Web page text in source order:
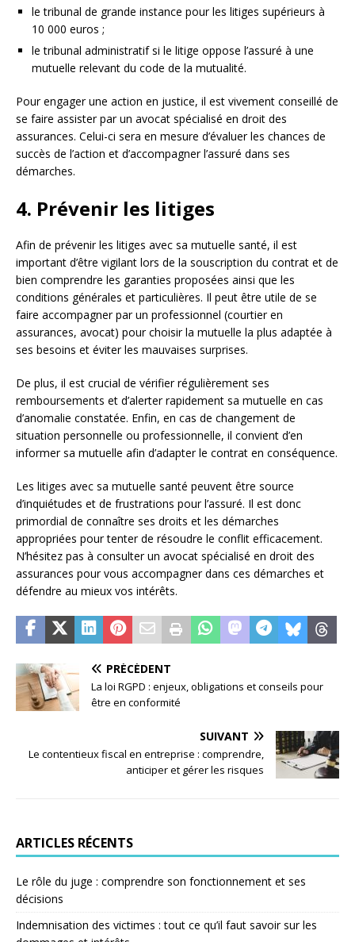
le tribunal de grande instance pour les litiges supérieurs à
10 000 euros ;
le tribunal administratif si le litige oppose l’assuré à une
mutuelle relevant du code de la mutualité.
Pour engager une action en justice, il est vivement conseillé de
se faire assister par un avocat spécialisé en droit des
assurances. Celui-ci sera en mesure d’évaluer les chances de
succès de l’action et d’accompagner l’assuré dans ses
démarches.
4. Prévenir les litiges
Afin de prévenir les litiges avec sa mutuelle santé, il est
important d’être vigilant lors de la souscription du contrat et de
bien comprendre les garanties proposées ainsi que les
conditions générales et particulières. Il peut être utile de se
faire accompagner par un professionnel (courtier en
assurances, avocat) pour choisir la mutuelle la plus adaptée à
ses besoins et éviter les mauvaises surprises.
De plus, il est crucial de vérifier régulièrement ses
remboursements et d’alerter rapidement sa mutuelle en cas
d’anomalie constatée. Enfin, en cas de changement de
situation personnelle ou professionnelle, il convient d’en
informer sa mutuelle afin d’adapter le contrat en conséquence.
Les litiges avec sa mutuelle santé peuvent être source
d’inquiétudes et de frustrations pour l’assuré. Il est donc
primordial de connaître ses droits et les démarches
appropriées pour tenter de résoudre le conflit efficacement.
N’hésitez pas à consulter un avocat spécialisé en droit des
assurances pour vous accompagner dans ces démarches et
défendre au mieux vos intérêts.
PRÉCÉDENT
La loi RGPD : enjeux, obligations et conseils pour
être en conformité
SUIVANT
Le contentieux fiscal en entreprise : comprendre,
anticiper et gérer les risques
ARTICLES RÉCENTS
Le rôle du juge : comprendre son fonctionnement et ses
décisions
Indemnisation des victimes : tout ce qu’il faut savoir sur les